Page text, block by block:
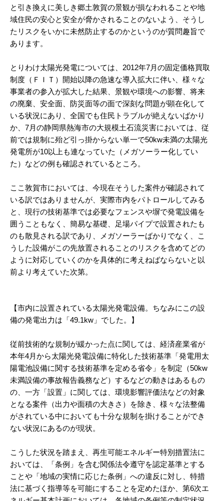
と引き換えに美しき郷土敦賀の景観が損なわれることや地
域住民の安心と安全が脅かされることのないよう、そうし
たリスクをいかに未然防止するのかというのが質問趣旨で
あります。
とりわけ太陽光発電については、2012年7月の固定価格買取
制度（ＦＩＴ）開始以降の急速な導入拡大に伴い、様々な
事業者の参入が拡大した結果、景観や環境への影響、将来
の廃棄、安全面、防災面等の面で深刻な問題が顕在化して
いる状況にあり、全国でも住民トラブルが絶えないばかり
か、7月の静岡県熱海市の大規模土石流災害においては、従
前では規制に殆ど引っ掛からない単一で50kw未満の太陽光
発電所が10以上も連なっていた（メガソーラー化してい
た）などの例も確認されているところ。
ここ敦賀市においては、今現在そうした案件が確認されて
いる訳ではありませんが、実際市内をパトロールしてみる
と、現行の技術基準では必要なフェンスや塀で発電設備を
囲うこともなく、簡易な基礎、足場パイプで設置されたも
のも散見される訳であり、メガソーラーばかりでなく、こ
うした設備がこの先放置されることのリスクを含めてどの
ように対応していくのかを具体的に考えねばならないと以
前より考えていた次第。
【市内に設置されている太陽光発電設備。ちなみにこの設
備の発電出力は「49.1kw」でした。】
従前技術的な規制が緩かった点に関しては、経済産業省が
本年4月から太陽光発電設備に特化した技術基準「発電用太
陽電池設備に関する技術基準を定める省令」を制定（50kw
未満設備の事故報告義務など）するなどの動きはあるもの
の、一方「設置」に関しては、環境影響評価法などの対象
となる案件（出力や面積の大きさ）を除き、様々な法整備
がされている中においても十分な規制を掛けることができ
ない状況にあるのが現状。
こうした状況を踏まえ、再生可能エネルギー特別措置法に
おいては、「条例」を含む関係法令遵守を認定基準とする
ことや「地域の実情に応じた条例」への違反に対し、特措
法に基づく指導等を可能にすることを定めたほか、第6次エ